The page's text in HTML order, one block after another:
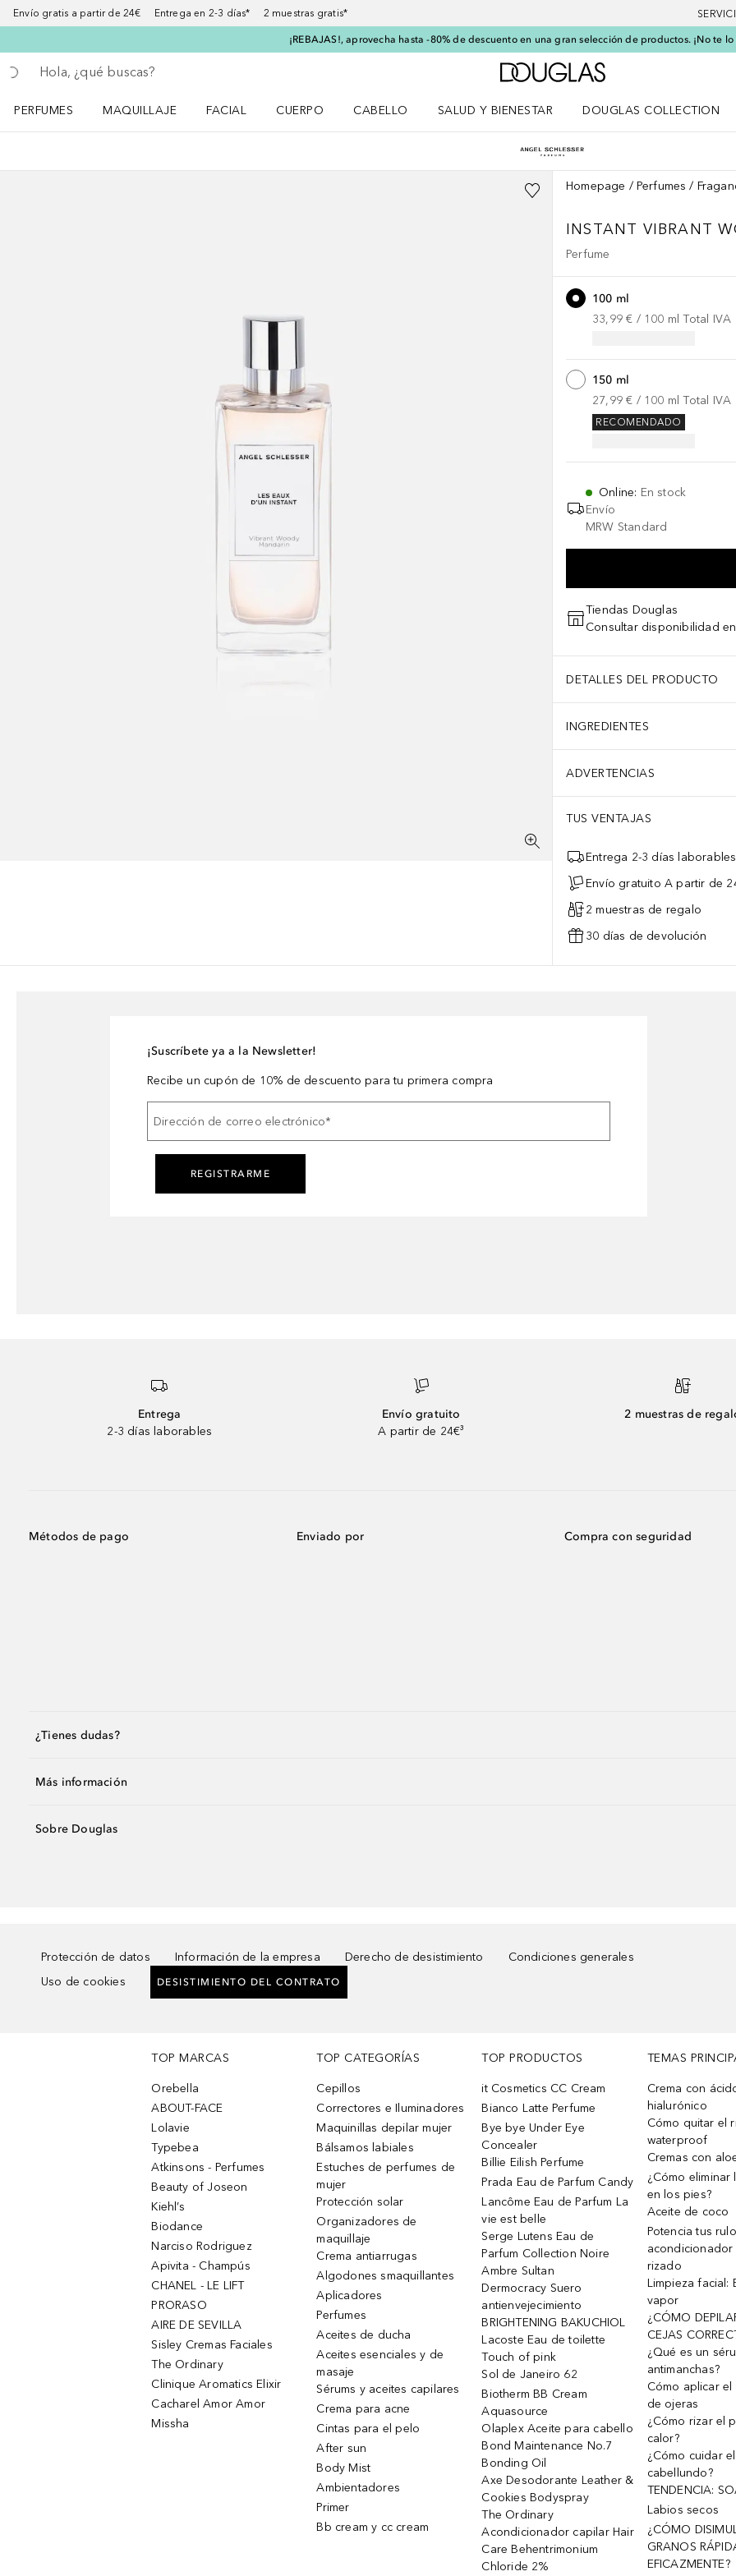
Envío gratis a partir de 24€ Entrega en 2-3 días* 2 muestras gratis*
¡REBAJAS!, aprovecha hasta -80% de descuento en una gran selección de productos. ¡No te
Regresar
Ejecutar búsqueda
A Douglas Home
PERFUMES
MAQUILLAJE
FACIAL
CUERPO
CABELLO
SALUD Y BIENESTAR
DOUGLAS COLLECTION
Homepage Perfumes
INSTANT VIBRANT
Perfume
100 ml
33,99 € / 100 ml Total IVA
150 ml
27,99 € / 100 ml Total IVA
RECOMENDADO
Online: En stock
Envío
MRW Standard
Tiendas Douglas
Consultar disponibilidad
DETALLES DEL PRODUCTO
INGREDIENTES
ADVERTENCIAS
TUS VENTAJAS
Entrega 2-3 días laborables
Envío gratuito A partir de
2 muestras de regalo
30 días de devolución
¡Suscríbete ya a la Newsletter!
Recibe un cupón de 10% de descuento para tu primera compra
Dirección de correo electrónico*
REGISTRARME
Entrega
2-3 días laborables
Envío gratuito
A partir de 24€³
2 muestras de
Métodos de pago Enviado por Compra con seguridad
¿Tienes dudas?
Más información
Sobre Douglas
Protección de datos Información de la empresa Derecho de desistimiento
Condiciones generales
Uso de cookies
DESISTIMIENTO DEL CONTRATO
TOP MARCAS
Orebella
ABOUT-FACE
Lolavie
Typebea
Atkinsons - Perfumes
Beauty of Joseon
Kiehl’s
Biodance
Narciso Rodriguez
Apivita - Champús
CHANEL - LE LIFT
PRORASO
AIRE DE SEVILLA
Sisley Cremas Faciales
The Ordinary
Clinique Aromatics Elixir
Cacharel Amor Amor
Missha
TOP CATEGORÍAS
Cepillos
Correctores e Iluminadores
Maquinillas depilar mujer
Bálsamos labiales
Estuches de perfumes de
mujer
Protección solar
Organizadores de
maquillaje
Crema antiarrugas
Algodones smaquillantes
Aplicadores
Perfumes
Aceites de ducha
Aceites esenciales y de
masaje
Sérums y aceites capilares
Crema para acne
Cintas para el pelo
After sun
Body Mist
Ambientadores
Primer
Bb cream y cc cream
TOP PRODUCTOS
it Cosmetics CC Cream
Bianco Latte Perfume
Bye bye Under Eye
Concealer
Billie Eilish Perfume
Prada Eau de Parfum Candy
Lancôme Eau de Parfum La
vie est belle
Serge Lutens Eau de
Parfum Collection Noire
Ambre Sultan
Dermocracy Suero
antienvejecimiento
BRIGHTENING BAKUCHIOL
Lacoste Eau de toilette
Touch of pink
Sol de Janeiro 62
Biotherm BB Cream
Aquasource
Olaplex Aceite para cabello
Bond Maintenance No.7
Bonding Oil
Axe Desodorante Leather &
Cookies Bodyspray
The Ordinary
Acondicionador capilar Hair
Care Behentrimonium
Chloride 2%
TEMAS
Crema con
hialurónico
Cómo quitar el
waterproof
Cremas con
¿Cómo eliminar
en los pies?
Aceite de coco
Potencia tus
rizado
Limpieza facial:
vapor
¿CÓMO
CEJAS
¿Qué es un
antimanchas?
Cómo aplicar
de ojeras
¿Cómo rizar el
calor?
¿Cómo cuidar
cabellundo?
TENDENCIA:
Labios secos
¿CÓMO
GRANOS
EFICAZMENTE?